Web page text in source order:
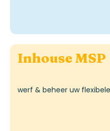
Inhouse MSP
werf & beheer uw